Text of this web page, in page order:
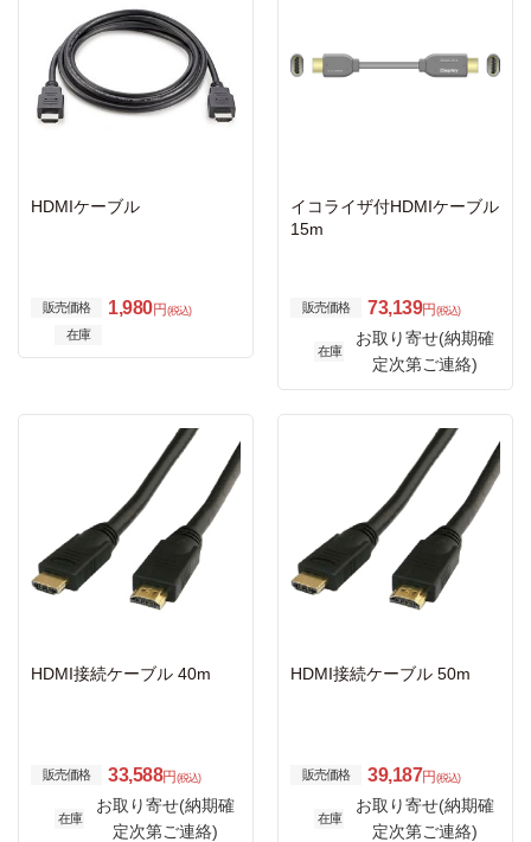
HDMIケーブル
販売価格 1,980円 (税込)
在庫
イコライザ付HDMIケーブル
15m
販売価格 73,139円 (税込)
在庫
お取り寄せ(納期確
定次第ご連絡)
HDMI接続ケーブル 40m
販売価格 33,588円 (税込)
在庫
お取り寄せ(納期確
定次第ご連絡)
HDMI接続ケーブル 50m
販売価格 39,187円 (税込)
在庫
お取り寄せ(納期確
定次第ご連絡)